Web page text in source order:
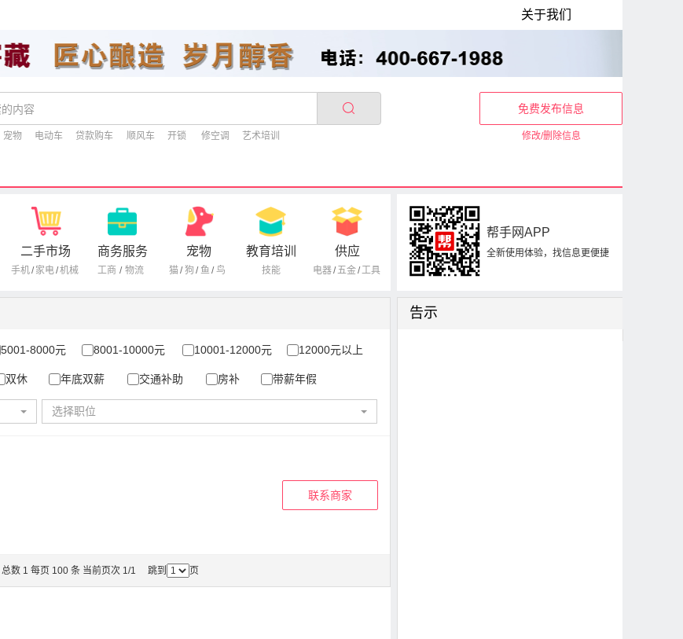
关于我们
宠物 电动车 贷款购车 顺风车 开锁 修空调 艺术培训
免费发布信息
修改/删除信息
二手市场
手机/ 家电/机械
商务服务
工商 / 物流
宠物
猫/ 狗 / 鱼 / 鸟
教育培训
技能
供应
电器/五金/工具
帮手网APP
全新使用体验，找信息更便捷
5001-8000元 8001-10000元 10001-12000元 12000元以上
双休 年底双薪 交通补助 房补 带薪年假
选择职位
联系商家
总数 1 每页 100 条 当前页次 1/1 跳到 页
告示